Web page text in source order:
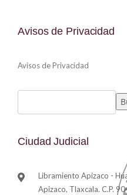
Avisos de Privacidad
Avisos de Privacidad
Ciudad Judicial
Libramiento Apizaco -
Apizaco, Tlaxcala. C.P.